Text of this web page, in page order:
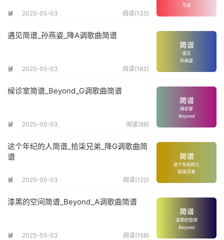
 2025-05-03 阅读(135)
遇见简谱_孙燕姿_降A调歌曲简谱
 2025-05-03 阅读(183)
候诊室简谱_Beyond_G调歌曲简谱
 2025-05-03 阅读(88)
这个年纪的人简谱_拾柒兄弟_降G调歌曲简
谱
 2025-05-03 阅读(122)
漆黑的空间简谱_Beyond_A调歌曲简谱
 2025-05-03 阅读(158)